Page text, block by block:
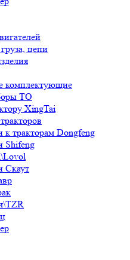
цепи
комплектующие
ТО
XingTai
к тракторам Dongfeng
Shifeng
Скаут